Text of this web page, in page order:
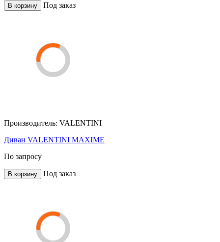
В корзину Под заказ
Производитель: VALENTINI
Диван VALENTINI MAXIME
По запросу
В корзину Под заказ